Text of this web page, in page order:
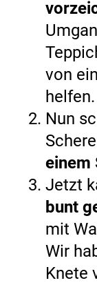
von
helfen.
Nun
einem
Jetzt
bunt
mit
Wir
Knete